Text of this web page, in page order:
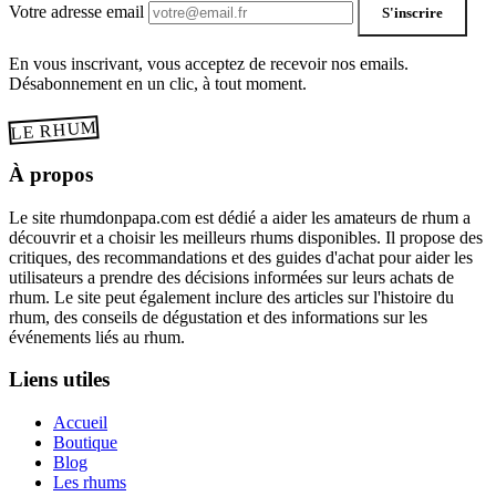
Votre adresse email S'inscrire
En vous inscrivant, vous acceptez de recevoir nos emails.
Désabonnement en un clic, à tout moment.
LE RHUM
À propos
Le site rhumdonpapa.com est dédié a aider les amateurs de rhum a
découvrir et a choisir les meilleurs rhums disponibles. Il propose des
critiques, des recommandations et des guides d'achat pour aider les
utilisateurs a prendre des décisions informées sur leurs achats de
rhum. Le site peut également inclure des articles sur l'histoire du
rhum, des conseils de dégustation et des informations sur les
événements liés au rhum.
Liens utiles
Accueil
Boutique
Blog
Les rhums